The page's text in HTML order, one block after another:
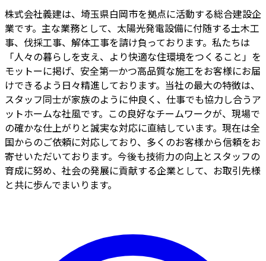
株式会社義建は、埼玉県白岡市を拠点に活動する総合建設企
業です。主な業務として、太陽光発電設備に付随する土木工
事、伐採工事、解体工事を請け負っております。私たちは
「人々の暮らしを支え、より快適な住環境をつくること」を
モットーに掲げ、安全第一かつ高品質な施工をお客様にお届
けできるよう日々精進しております。当社の最大の特徴は、
スタッフ同士が家族のように仲良く、仕事でも協力し合うア
ットホームな社風です。この良好なチームワークが、現場で
の確かな仕上がりと誠実な対応に直結しています。現在は全
国からのご依頼に対応しており、多くのお客様から信頼をお
寄せいただいております。今後も技術力の向上とスタッフの
育成に努め、社会の発展に貢献する企業として、お取引先様
と共に歩んでまいります。